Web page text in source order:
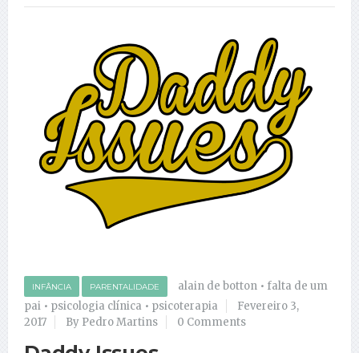
INFÂNCIA PARENTALIDADE alain de botton • falta de um
pai • psicologia clínica • psicoterapia
Fevereiro 3,
2017
By Pedro Martins 0 Comments